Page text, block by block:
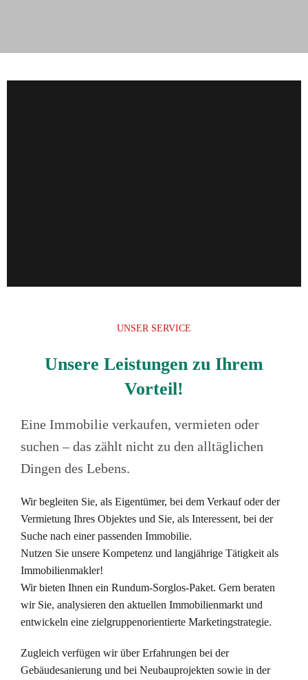
UNSER SERVICE
Unsere Leistungen zu Ihrem
Vorteil!
Eine Immobilie verkaufen, vermieten oder
suchen – das zählt nicht zu den alltäglichen
Dingen des Lebens.
Wir begleiten Sie, als Eigentümer, bei dem Verkauf oder der
Vermietung Ihres Objektes und Sie, als Interessent, bei der
Suche nach einer passenden Immobilie.
Nutzen Sie unsere Kompetenz und langjährige Tätigkeit als
Immobilienmakler!
Wir bieten Ihnen ein Rundum-Sorglos-Paket. Gern beraten
wir Sie, analysieren den aktuellen Immobilienmarkt und
entwickeln eine zielgruppenorientierte Marketingstrategie.
Zugleich verfügen wir über Erfahrungen bei der
Gebäudesanierung und bei Neubauprojekten sowie in der